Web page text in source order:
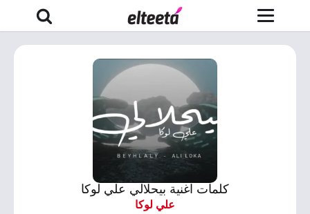
كلمات اغنية بيحلالي علي لوكا
علي لوكا